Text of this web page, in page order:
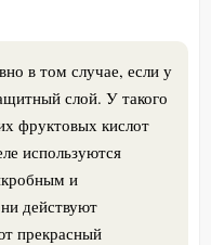
в том случае, если у
слой. У такого
фруктовых кислот
используются
и
действуют
прекрасный